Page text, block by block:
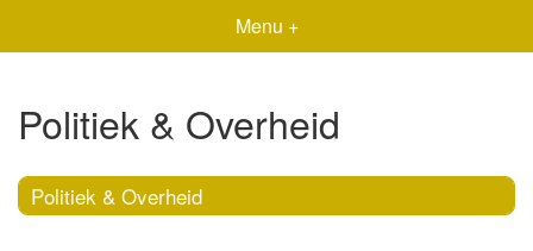
Menu +
Politiek & Overheid
Politiek & Overheid